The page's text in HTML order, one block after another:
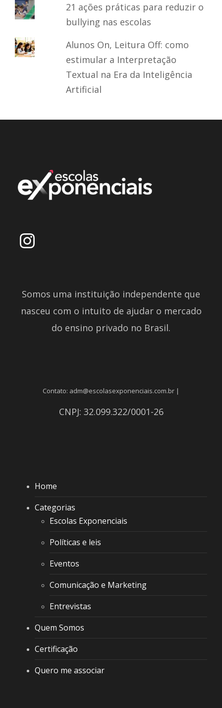
21 ações práticas para reduzir o
bullying nas escolas
Alunos On, Leitura Off: como
estimular a Interpretação
Textual na Era da Inteligência
Artificial
Somos uma instituição independente que
nasceu com o intuito de ajudar o mercado
do ensino privado no Brasil.
Contato: adm@escolasexponenciais.com.br |
CNPJ: 32.099.322/0001-26
Home
Categorias
Escolas Exponenciais
Políticas e leis
Eventos
Comunicação e Marketing
Entrevistas
Quem Somos
Certificação
Quero me associar